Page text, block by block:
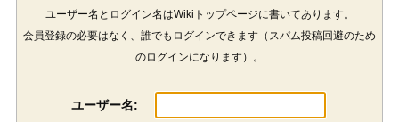
ユーザー名とログイン名はWikiトップページに書いてあります。
会員登録の必要はなく、誰でもログインできます（スパム投稿回避のため
のログインになります）。
ユーザー名: